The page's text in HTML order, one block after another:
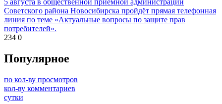
5 августа в общественной приёмной администрации
Советского района Новосибирска пройдёт прямая телефонная
линия по теме «Актуальные вопросы по защите прав
потребителей».
234 0
Популярное
по кол-ву просмотров
кол-ву комментариев
сутки